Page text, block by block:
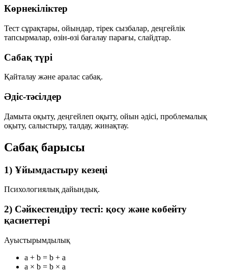
Көрнекіліктер
Тест сұрақтары, ойындар, тірек сызбалар, деңгейлік
тапсырмалар, өзін-өзі бағалау парағы, слайдтар.
Сабақ түрі
Қайталау және аралас сабақ.
Әдіс-тәсілдер
Дамыта оқыту, деңгейлеп оқыту, ойын әдісі, проблемалық
оқыту, салыстыру, талдау, жинақтау.
Сабақ барысы
1) Ұйымдастыру кезеңі
Психологиялық дайындық.
2) Сәйкестендіру тесті: қосу және көбейту
қасиеттері
Ауыстырымдылық
a + b = b + a
a × b = b × a